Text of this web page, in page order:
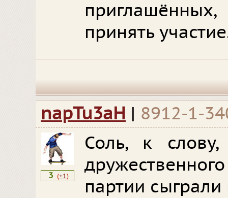
принять
napTu3aH | 8912-1-
3 (+1)
Соль, к
партии